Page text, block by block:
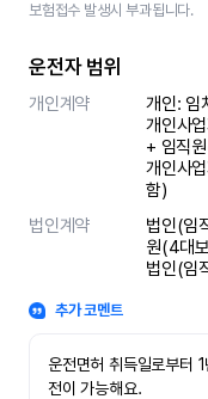
보험접수 발생시 부과됩니다.
운전자 범위
개인계약
개인: 임
개인사
+ 임직
개인사
함)
법인계약
법인(임
원(4대
법인(임
추가 코멘트
운전면허 취득일로부터
전이 가능해요.